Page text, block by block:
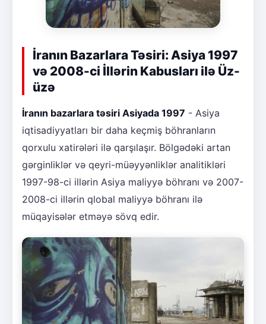
İranın Bazarlara Təsiri: Asiya 1997
və 2008-ci İllərin Kabusları ilə Üz-
üzə
İranın bazarlara təsiri Asiyada 1997 - Asiya
iqtisadiyyatları bir daha keçmiş böhranların
qorxulu xatirələri ilə qarşılaşır. Bölgədəki artan
gərginliklər və qeyri-müəyyənliklər analitikləri
1997-98-ci illərin Asiya maliyyə böhranı və 2007-
2008-ci illərin qlobal maliyyə böhranı ilə
müqayisələr etməyə sövq edir.